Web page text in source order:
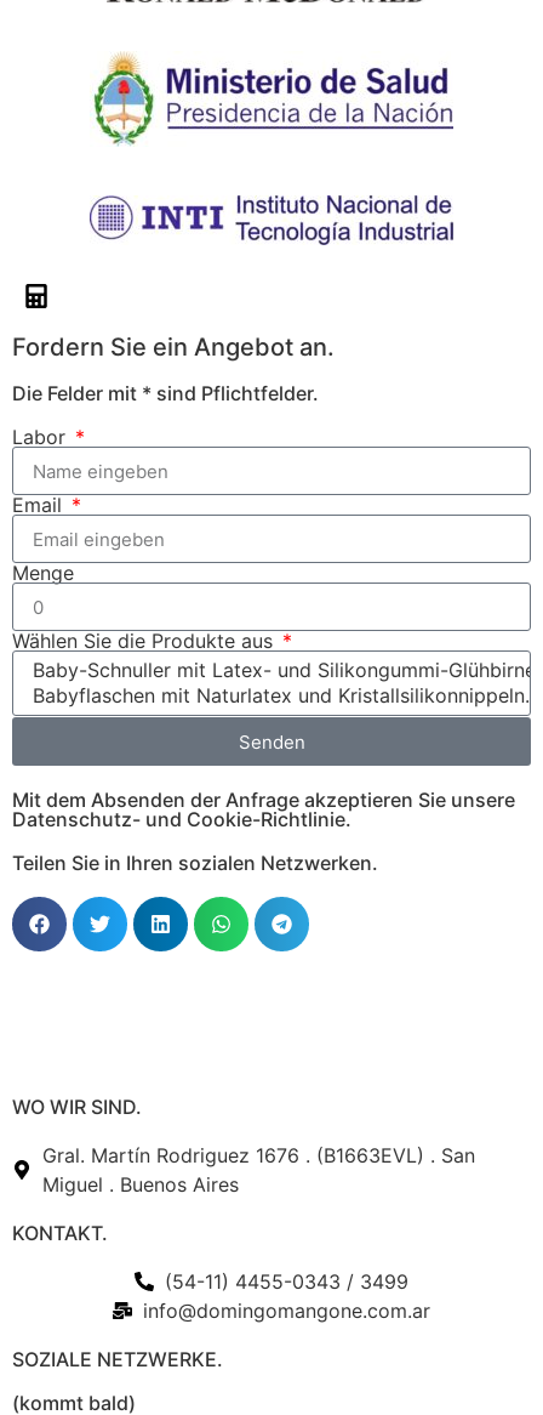
Fordern Sie ein Angebot an.
Die Felder mit * sind Pflichtfelder.
Labor
Email
Menge
Wählen Sie die Produkte aus
Senden
Mit dem Absenden der Anfrage akzeptieren Sie unsere
Datenschutz- und Cookie-Richtlinie.
Teilen Sie in Ihren sozialen Netzwerken.
WO WIR SIND.
Gral. Martín Rodriguez 1676 . (B1663EVL) . San
Miguel . Buenos Aires
KONTAKT.
(54-11) 4455-0343 / 3499
info@domingomangone.com.ar
SOZIALE NETZWERKE.
(kommt bald)